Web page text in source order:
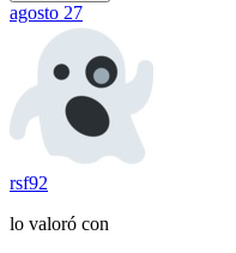
agosto 27
rsf92
lo valoró con